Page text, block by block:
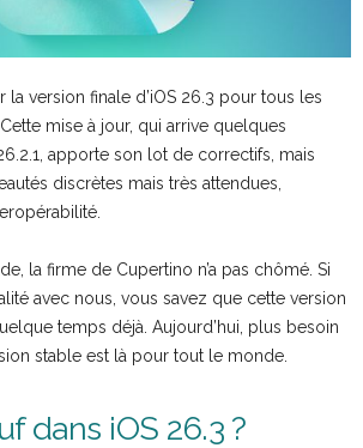
version finale d’iOS 26.3 pour tous les
mise à jour, qui arrive quelques
apporte son lot de correctifs, mais
discrètes mais très attendues,
la firme de Cupertino n’a pas chômé. Si
avec nous, vous savez que cette version
temps déjà. Aujourd’hui, plus besoin
stable est là pour tout le monde.
dans iOS 26.3 ?